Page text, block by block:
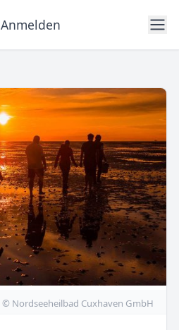
Anmelden
© Nordseeheilbad Cuxhaven GmbH